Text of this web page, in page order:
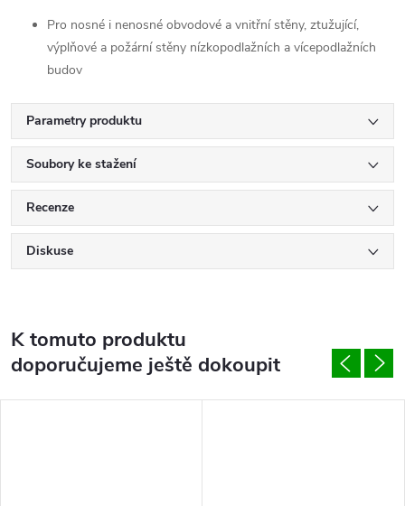
Pro nosné i nenosné obvodové a vnitřní stěny, ztužující,
výplňové a požární stěny nízkopodlažních a vícepodlažních
budov
Parametry produktu
Soubory ke stažení
Recenze
Diskuse
K tomuto produktu
doporučujeme ještě dokoupit